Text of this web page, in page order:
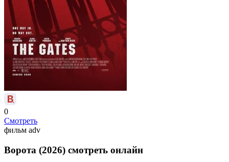
0
Смотреть
фильм adv
Ворота (2026) смотреть онлайн